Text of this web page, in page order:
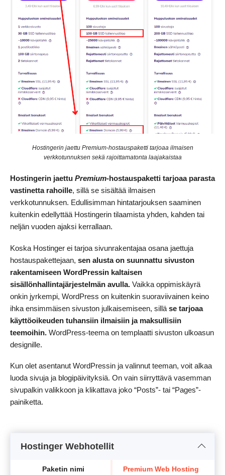
Hostingerin jaettu Premium-hostauspaketti tarjoaa ilmaisen
verkkotunnuksen sekä rajoittamatonta laajakaistaa
Hostingerin jaettu Premium-hostauspaketti tarjoaa parasta
vastinetta rahoille, sillä se sisältää ilmaisen
verkkotunnuksen. Edullisimman hintatarjouksen saaminen
kuitenkin edellyttää Hostingerin tilaamista yhden, kahden tai
neljän vuoden ajaksi kerrallaan.
Koska Hostinger ei tarjoa sivunrakentajaa osana jaettuja
hostauspakettejaan, sen alusta on suunnattu sivuston
rakentamiseen WordPressin kaltaisen
sisällönhallintajärjestelmän avulla. Vaikka oppimiskäyrä
onkin jyrkempi, WordPress on kuitenkin suoraviivainen keino
ihka ensimmäisen sivuston julkaisemiseen, sillä se tarjoaa
käyttöoikeuden tuhansiin ilmaisiin ja maksullisiin
teemoihin. WordPress-teema on templaatti sivuston ulkoasun
designille.
Kun olet asentanut WordPressin ja valinnut teeman, voit alkaa
luoda sivuja ja blogipäivityksiä. On vain siirryttävä vasemman
sivupalkin valikkoon ja klikattava joko “Posts”- tai “Pages”-
painiketta.
Hostinger Webhotellit
Paketin nimi Premium Web Hosting